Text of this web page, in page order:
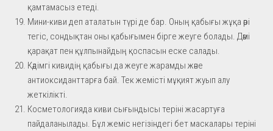
қамтамасыз етеді.
Мини-киви деп аталатын түрі де бар. Оның қабығы жұқа әрі
тегіс, сондықтан оны қабығымен бірге жеуге болады. Дәмі
қарақат пен құлпынайдың қоспасын еске салады.
Кәдімгі кивидің қабығы да жеуге жарамды және
антиоксиданттарға бай. Тек жемісті мұқият жуып алу
жеткілікті.
Косметологияда киви сығындысы теріні жасартуға
пайдаланылады. Бұл жеміс негізіндегі бет маскалары теріні